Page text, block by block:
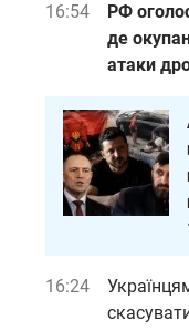
16:54
РФ
де
атаки
16:24